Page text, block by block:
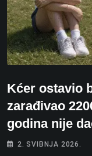
Kćer ostavio
zarađivao
godina nije
2. SVIBNJA 2026.